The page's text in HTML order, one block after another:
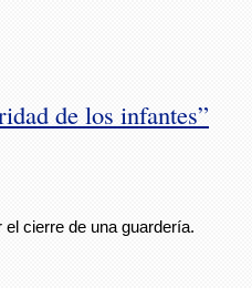
de los infantes”
cierre de una guardería.